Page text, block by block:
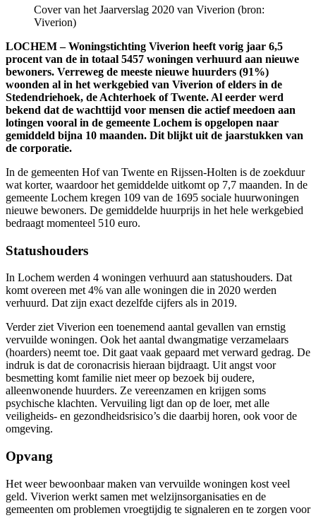
Cover van het Jaarverslag 2020 van Viverion (bron:
Viverion)
LOCHEM – Woningstichting Viverion heeft vorig jaar 6,5
procent van de in totaal 5457 woningen verhuurd aan nieuwe
bewoners. Verreweg de meeste nieuwe huurders (91%)
woonden al in het werkgebied van Viverion of elders in de
Stedendriehoek, de Achterhoek of Twente. Al eerder werd
bekend dat de wachttijd voor mensen die actief meedoen aan
lotingen vooral in de gemeente Lochem is opgelopen naar
gemiddeld bijna 10 maanden. Dit blijkt uit de jaarstukken van
de corporatie.
In de gemeenten Hof van Twente en Rijssen-Holten is de zoekduur
wat korter, waardoor het gemiddelde uitkomt op 7,7 maanden. In de
gemeente Lochem kregen 109 van de 1695 sociale huurwoningen
nieuwe bewoners. De gemiddelde huurprijs in het hele werkgebied
bedraagt momenteel 510 euro.
Statushouders
In Lochem werden 4 woningen verhuurd aan statushouders. Dat
komt overeen met 4% van alle woningen die in 2020 werden
verhuurd. Dat zijn exact dezelfde cijfers als in 2019.
Verder ziet Viverion een toenemend aantal gevallen van ernstig
vervuilde woningen. Ook het aantal dwangmatige verzamelaars
(hoarders) neemt toe. Dit gaat vaak gepaard met verward gedrag. De
indruk is dat de coronacrisis hieraan bijdraagt. Uit angst voor
besmetting komt familie niet meer op bezoek bij oudere,
alleenwonende huurders. Ze vereenzamen en krijgen soms
psychische klachten. Vervuiling ligt dan op de loer, met alle
veiligheids- en gezondheidsrisico’s die daarbij horen, ook voor de
omgeving.
Opvang
Het weer bewoonbaar maken van vervuilde woningen kost veel
geld. Viverion werkt samen met welzijnsorganisaties en de
gemeenten om problemen vroegtijdig te signaleren en te zorgen voor